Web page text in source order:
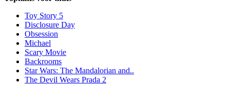
Toy Story 5
Disclosure Day
Obsession
Michael
Scary Movie
Backrooms
Star Wars: The Mandalorian and..
The Devil Wears Prada 2